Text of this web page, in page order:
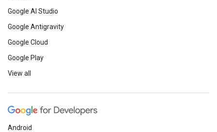
Google AI Studio
Google Antigravity
Google Cloud
Google Play
View all
Android